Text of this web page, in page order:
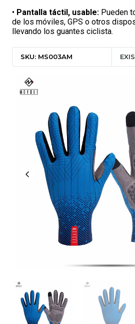
• Pantalla táctil, usable: Pueden
de los móviles, GPS o otros
llevando los guantes ciclista.
SKU: MS003AM